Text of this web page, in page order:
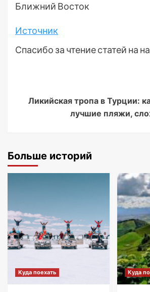
Ближний Восток
Источник
Спасибо за чтение статей на
Navigation
Ликийская тропа в Турции:
лучшие пляжи,
Больше историй
Куда поехать Куда